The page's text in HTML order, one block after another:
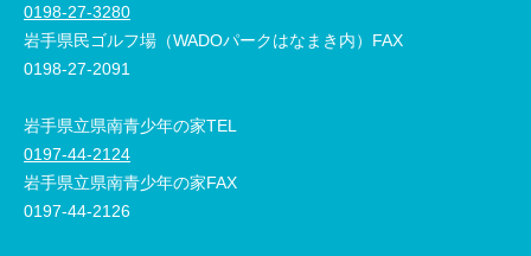
0198-27-3280
岩手県民ゴルフ場（WADOパークはなまき内）FAX
0198-27-2091
岩手県立県南青少年の家TEL
0197-44-2124
岩手県立県南青少年の家FAX
0197-44-2126